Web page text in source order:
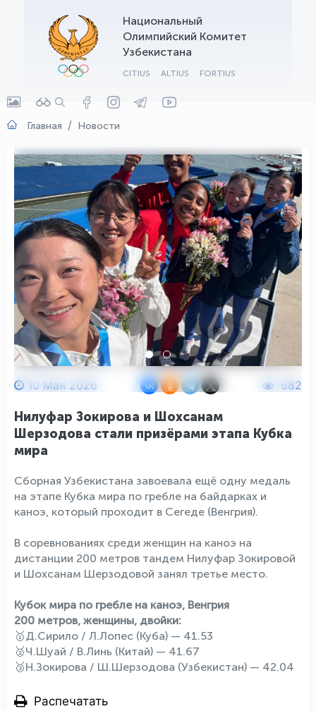
Национальный
Олимпийский Комитет
Узбекистана
CITIUS ALTIUS FORTIUS
Главная Новости
10 Мая 2026 682
Нилуфар Зокирова и Шохсанам
Шерзодова стали призёрами этапа Кубка
мира
Сборная Узбекистана завоевала ещё одну медаль
на этапе Кубка мира по гребле на байдарках и
каноэ, который проходит в Сегеде (Венгрия).
В соревнованиях среди женщин на каноэ на
дистанции 200 метров тандем Нилуфар Зокировой
и Шохсанам Шерзодовой занял третье место.
Кубок мира по гребле на каноэ, Венгрия
200 метров, женщины, двойки:
🥇Д.Сирило / Л.Лопес (Куба) — 41.53
🥈Ч.Шуай / В.Линь (Китай) — 41.67
🥉Н.Зокирова / Ш.Шерзодова (Узбекистан) — 42.04
Распечатать
OLYMPCHIK AI - yordamchi
Онлайн · olympic.uz